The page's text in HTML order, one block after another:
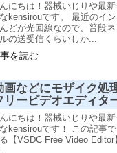
にちは！器械いじりや最
kensirouです。 最近のイ
どが光回線なので、普段
の送受信くらいしか...
を読む
画などにモザイク処
リービデオエディタ
にちは！器械いじりや最
kensirouです！ この記事
【VSDC Free Video